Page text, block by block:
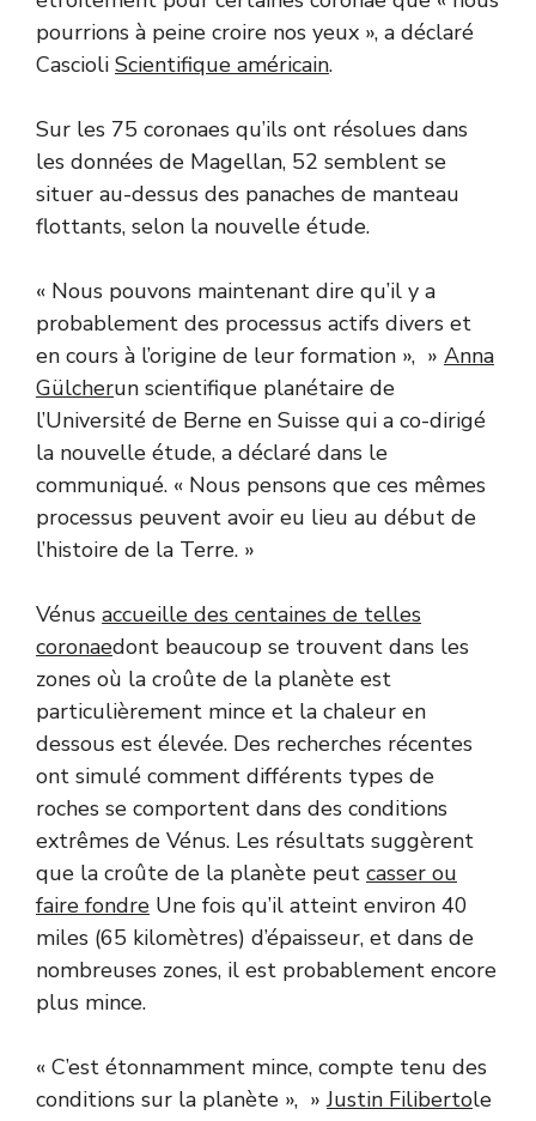
pourrions à peine croire nos yeux », a déclaré
Cascioli Scientifique américain.
Sur les 75 coronaes qu’ils ont résolues dans
les données de Magellan, 52 semblent se
situer au-dessus des panaches de manteau
flottants, selon la nouvelle étude.
« Nous pouvons maintenant dire qu’il y a
probablement des processus actifs divers et
en cours à l’origine de leur formation », » Anna
Gülcherun scientifique planétaire de
l’Université de Berne en Suisse qui a co-dirigé
la nouvelle étude, a déclaré dans le
communiqué. « Nous pensons que ces mêmes
processus peuvent avoir eu lieu au début de
l’histoire de la Terre. »
Vénus accueille des centaines de telles
coronaedont beaucoup se trouvent dans les
zones où la croûte de la planète est
particulièrement mince et la chaleur en
dessous est élevée. Des recherches récentes
ont simulé comment différents types de
roches se comportent dans des conditions
extrêmes de Vénus. Les résultats suggèrent
que la croûte de la planète peut casser ou
faire fondre Une fois qu’il atteint environ 40
miles (65 kilomètres) d’épaisseur, et dans de
nombreuses zones, il est probablement encore
plus mince.
« C’est étonnamment mince, compte tenu des
conditions sur la planète », »Justin Filibertole